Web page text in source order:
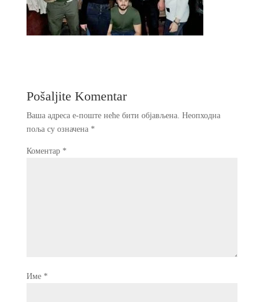
Pošaljite Komentar
Ваша адреса е-поште неће бити објављена. Неопходна
поља су означена *
Коментар *
Име *